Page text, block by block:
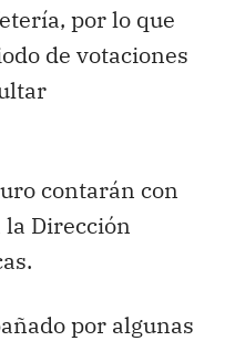
por lo que
de votaciones
contarán con
Dirección
por algunas